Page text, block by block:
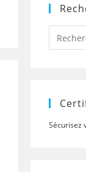
Sécurisez